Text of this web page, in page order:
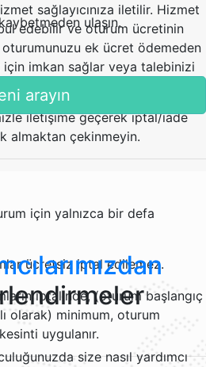
sağlayıcınıza iletilir. Hizmet
edebilir ve oturum ücretinin
oturumunuzu ek ücret ödemeden
için imkan sağlar veya talebinizi
iletişime geçerek iptal/iade
almaktan çekinmeyin.
için yalnızca bir defa
ücretsiz iptal edilemez.
iptalinde, (oturum başlangıç
olarak) minimum, oturum
uygulanır.
ulaşın.
arayın
size nasıl yardımcı